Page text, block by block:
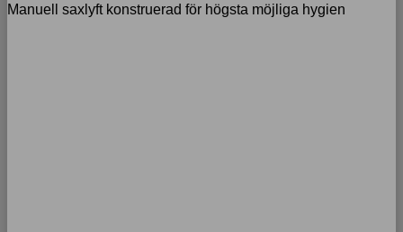
Manuell saxlyft konstruerad för högsta möjliga hygien